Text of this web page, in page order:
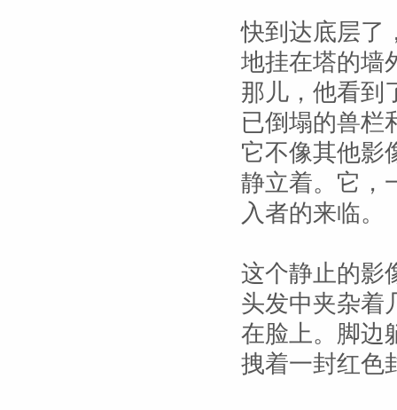
快到达底层了
地挂在塔的墙
那儿，他看到
已倒塌的兽栏
它不像其他影
静立着。它，
入者的来临。
这个静止的影
头发中夹杂着
在脸上。脚边
拽着一封红色